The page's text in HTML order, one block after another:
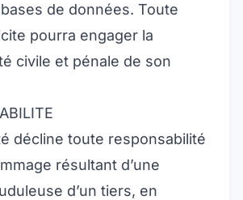
de données. Toute
pourra engager la
civile et pénale de son
décline toute responsabilité
résultant d’une
d’un tiers, en